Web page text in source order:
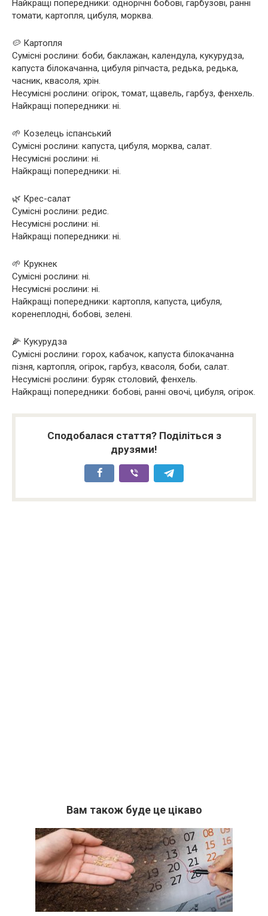
Найкращі попередники: однорічні бобові, гарбузові, ранні
томати, картопля, цибуля, морква.
🥔 Картопля
Сумісні рослини: боби, баклажан, календула, кукурудза,
капуста білокачанна, цибуля ріпчаста, редька, редька,
часник, квасоля, хрін.
Несумісні рослини: огірок, томат, щавель, гарбуз, фенхель.
Найкращі попередники: ні.
🌱 Козелець іспанський
Сумісні рослини: капуста, цибуля, морква, салат.
Несумісні рослини: ні.
Найкращі попередники: ні.
🌿 Крес-салат
Сумісні рослини: редис.
Несумісні рослини: ні.
Найкращі попередники: ні.
🌱 Крукнек
Сумісні рослини: ні.
Несумісні рослини: ні.
Найкращі попередники: картопля, капуста, цибуля,
коренеплодні, бобові, зелені.
🌽 Кукурудза
Сумісні рослини: горох, кабачок, капуста білокачанна
пізня, картопля, огірок, гарбуз, квасоля, боби, салат.
Несумісні рослини: буряк столовий, фенхель.
Найкращі попередники: бобові, ранні овочі, цибуля, огірок.
Сподобалася стаття? Поділіться з
друзями!
Вам також буде це цікаво